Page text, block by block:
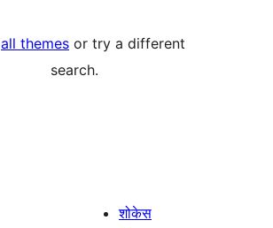
all themes or try a different
search.
शोकेस